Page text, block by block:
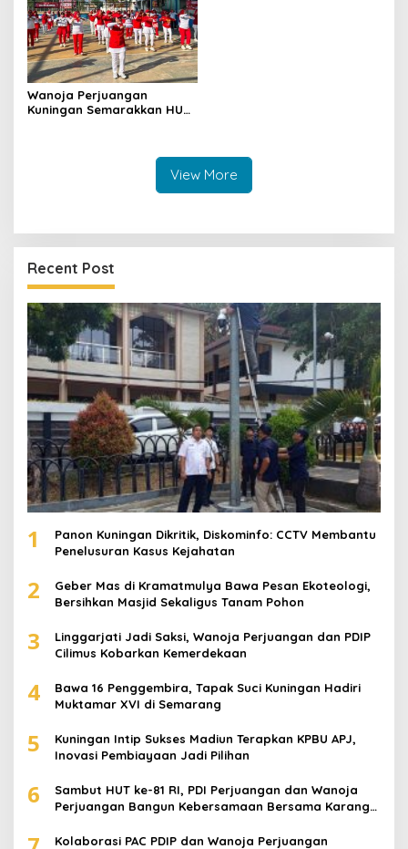
Wanoja Perjuangan
Kuningan Semarakkan HUT
View More
Recent Post
1
Panon Kuningan Dikritik, Diskominfo: CCTV Membantu
Penelusuran Kasus Kejahatan
2
Geber Mas di Kramatmulya Bawa Pesan Ekoteologi,
Bersihkan Masjid Sekaligus Tanam Pohon
3
Linggarjati Jadi Saksi, Wanoja Perjuangan dan PDIP
Cilimus Kobarkan Kemerdekaan
4
Bawa 16 Penggembira, Tapak Suci Kuningan Hadiri
Muktamar XVI di Semarang
5
Kuningan Intip Sukses Madiun Terapkan KPBU APJ,
Inovasi Pembiayaan Jadi Pilihan
6
Sambut HUT ke-81 RI, PDI Perjuangan dan Wanoja
Perjuangan Bangun Kebersamaan Bersama Karang
Kolaborasi PAC PDIP dan Wanoja Perjuangan